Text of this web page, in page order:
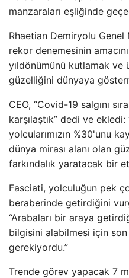
manzaraları eşliğinde
Rhaetian Demiryolu
rekor denemesinin
yıldönümünü kutlamak
güzelliğini dünyaya
CEO, “Covid-19 salgını
karşılaştık” dedi ve
yolcularımızın %30'unu
dünya mirası alanı olan
farkındalık yaratacak bir
Fasciati, yolculuğun pek
beraberinde getirdiğini
“Arabaları bir araya
bilgisini alabilmesi için son
gerekiyordu.”
Trende görev yapacak 7